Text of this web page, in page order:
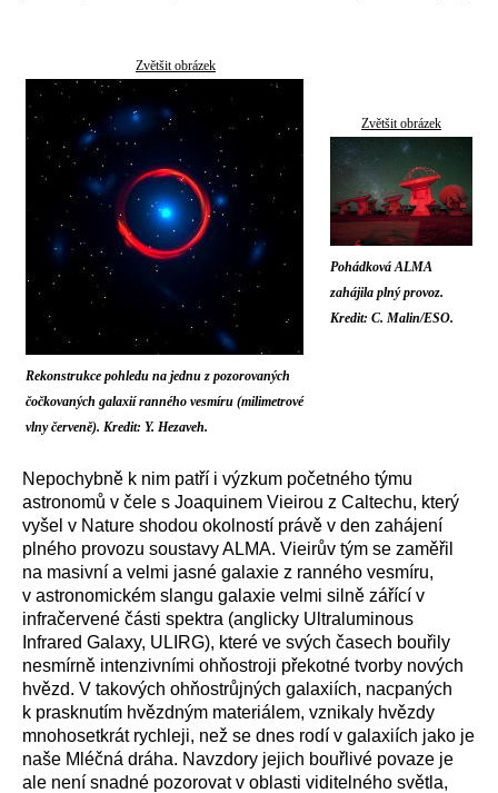
Zvětšit obrázek
Rekonstrukce pohledu na jednu z pozorovaných
čočkovaných galaxií ranného vesmíru (milimetrové
vlny červeně). Kredit: Y. Hezaveh.
Zvětšit obrázek
Pohádková ALMA
zahájila plný provoz.
Kredit: C. Malin/ESO.
Nepochybně k nim patří i výzkum početného týmu
astronomů v čele s Joaquinem Vieirou z Caltechu, který
vyšel v Nature shodou okolností právě v den zahájení
plného provozu soustavy ALMA. Vieirův tým se zaměřil
na masivní a velmi jasné galaxie z ranného vesmíru,
v astronomickém slangu galaxie velmi silně zářící v
infračervené části spektra (anglicky Ultraluminous
Infrared Galaxy, ULIRG), které ve svých časech bouřily
nesmírně intenzivními ohňostroji překotné tvorby nových
hvězd. V takových ohňostrůjných galaxiích, nacpaných
k prasknutím hvězdným materiálem, vznikaly hvězdy
mnohosetkrát rychleji, než se dnes rodí v galaxiích jako je
naše Mléčná dráha. Navzdory jejich bouřlivé povaze je
ale není snadné pozorovat v oblasti viditelného světla,